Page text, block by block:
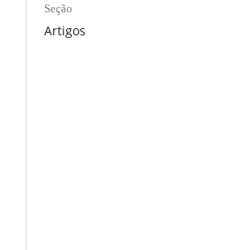
Seção
Artigos